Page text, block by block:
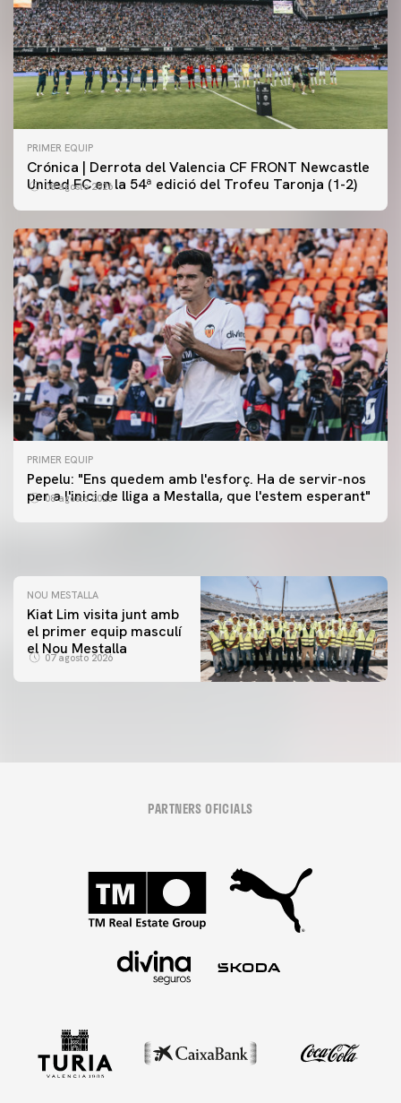
PRIMER EQUIP
Crónica | Derrota del Valencia CF FRONT Newcastle
United FC en la 54ª edició del Trofeu Taronja (1-2)
08 agosto 2026
PRIMER EQUIP
Pepelu: "Ens quedem amb l'esforç. Ha de servir-nos
per a l'inici de lliga a Mestalla, que l'estem esperant"
08 agosto 2026
PRIMER EQUIP
📸 #ValenciaNUFC
PRIMER EQUIP
MESTALLA 📍
NOU MESTALLA
Kiat Lim visita junt amb
el primer equip masculí
el Nou Mestalla
07 agosto 2026
PARTNERS OFICIALS